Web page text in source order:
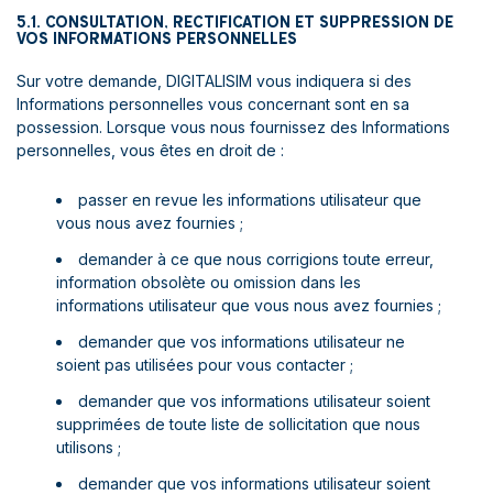
5.1. CONSULTATION, RECTIFICATION ET SUPPRESSION DE
VOS INFORMATIONS PERSONNELLES
Sur votre demande, DIGITALISIM vous indiquera si des
Informations personnelles vous concernant sont en sa
possession. Lorsque vous nous fournissez des Informations
personnelles, vous êtes en droit de :
passer en revue les informations utilisateur que
vous nous avez fournies ;
demander à ce que nous corrigions toute erreur,
information obsolète ou omission dans les
informations utilisateur que vous nous avez fournies ;
demander que vos informations utilisateur ne
soient pas utilisées pour vous contacter ;
demander que vos informations utilisateur soient
supprimées de toute liste de sollicitation que nous
utilisons ;
demander que vos informations utilisateur soient